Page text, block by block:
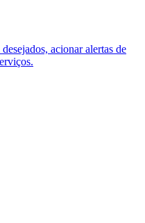
acionar alertas de